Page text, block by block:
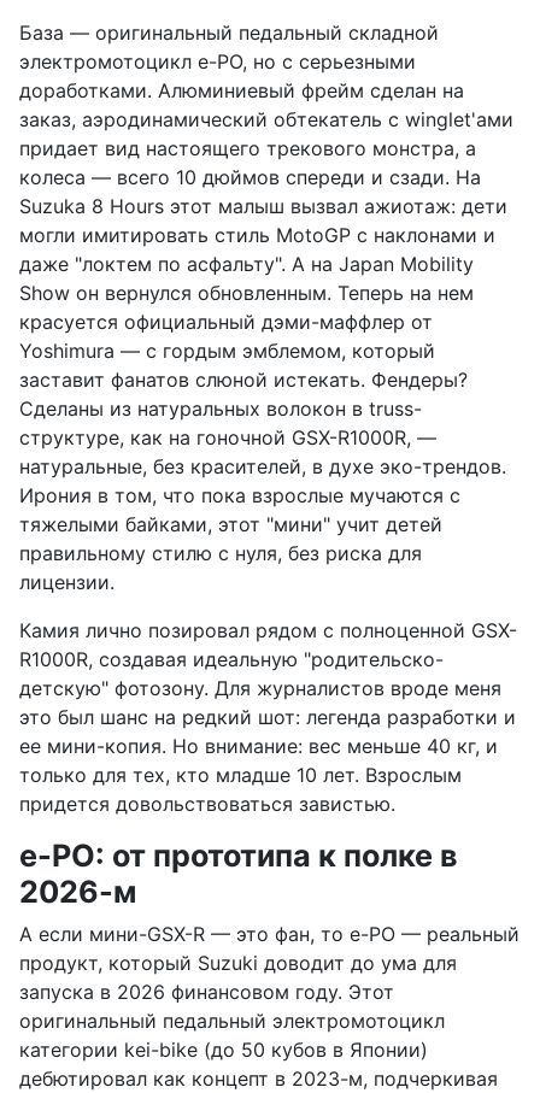
База — оригинальный педальный складной
электромотоцикл e-PO, но с серьезными
доработками. Алюминиевый фрейм сделан на
заказ, аэродинамический обтекатель с winglet'ами
придает вид настоящего трекового монстра, а
колеса — всего 10 дюймов спереди и сзади. На
Suzuka 8 Hours этот малыш вызвал ажиотаж: дети
могли имитировать стиль MotoGP с наклонами и
даже "локтем по асфальту". А на Japan Mobility
Show он вернулся обновленным. Теперь на нем
красуется официальный дэми-маффлер от
Yoshimura — с гордым эмблемом, который
заставит фанатов слюной истекать. Фендеры?
Сделаны из натуральных волокон в truss-
структуре, как на гоночной GSX-R1000R, —
натуральные, без красителей, в духе эко-трендов.
Ирония в том, что пока взрослые мучаются с
тяжелыми байками, этот "мини" учит детей
правильному стилю с нуля, без риска для
лицензии.
Камия лично позировал рядом с полноценной GSX-
R1000R, создавая идеальную "родительско-
детскую" фотозону. Для журналистов вроде меня
это был шанс на редкий шот: легенда разработки и
ее мини-копия. Но внимание: вес меньше 40 кг, и
только для тех, кто младше 10 лет. Взрослым
придется довольствоваться завистью.
e-PO: от прототипа к полке в
2026-м
A если мини-GSX-R — это фан, то e-PO — реальный
продукт, который Suzuki доводит до ума для
запуска в 2026 финансовом году. Этот
оригинальный педальный электромотоцикл
категории kei-bike (до 50 кубов в Японии)
дебютировал как концепт в 2023-м, подчеркивая